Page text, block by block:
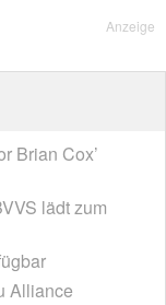
Anzeige
Brian Cox’
lädt zum
Alliance